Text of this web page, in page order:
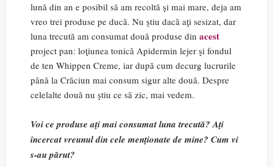
lună din an e posibil să am recoltă şi mai mare, deja am
vreo trei produse pe ducă. Nu ştiu dacă aţi sesizat, dar
luna trecută am consumat două produse din acest
project pan: loţiunea tonică Apidermin lejer şi fondul
de ten Whippen Creme, iar după cum decurg lucrurile
până la Crăciun mai consum sigur alte două. Despre
celelalte două nu ştiu ce să zic, mai vedem.
Voi ce produse aţi mai consumat luna trecută? Aţi
încercat vreunul din cele menţionate de mine? Cum vi
s-au părut?